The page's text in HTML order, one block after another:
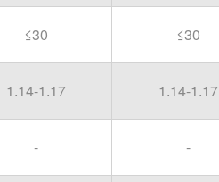
≤30 ≤30
1.14-1.17 1.14-1.17
- -